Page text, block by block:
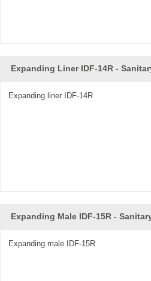
Expanding Liner IDF-14R -
Expanding liner IDF-14R
Expanding Male IDF-15R -
Expanding male IDF-15R